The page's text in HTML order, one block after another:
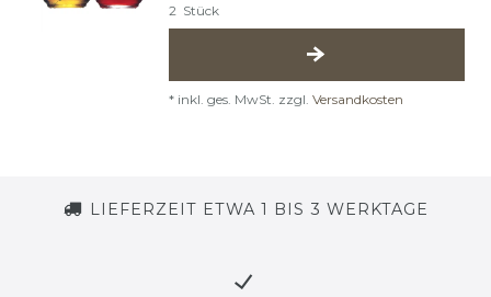
2 Stück
* inkl. ges. MwSt. zzgl. Versandkosten
LIEFERZEIT ETWA 1 BIS 3 WERKTAGE